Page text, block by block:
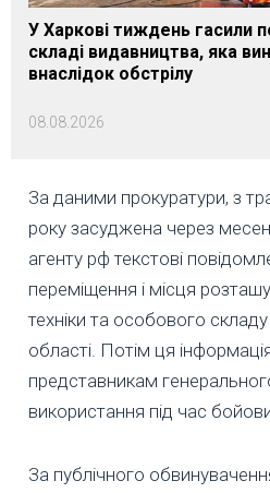
У Харкові тиждень гасили
складі видавництва, яка
внаслідок обстрілу
08.08.2026
За даними прокуратури, з
року засуджена через
агенту рф текстові
переміщення і місця
техніки та особового
області. Потім ця
представникам
використання під час
За публічного